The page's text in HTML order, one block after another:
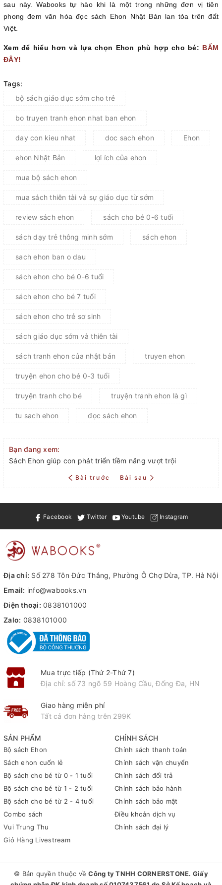
sau này. Wabooks tự hào khi là một trong những đơn vị tiên
phong đem văn hóa đọc sách Ehon Nhật Bản lan tỏa trên đất
Việt.
Xem để hiểu hơn và lựa chọn Ehon phù hợp cho bé: BẤM
ĐÂY!
Tags:
bộ sách giáo dục sớm cho trẻ
bo truyen tranh ehon nhat ban ehon
day con kieu nhat doc sach ehon Ehon
ehon Nhật Bản lợi ích của ehon
mua bộ sách ehon
mua sách thiên tài và sự giáo dục từ sớm
review sách ehon sách cho bé 0-6 tuổi
sách dạy trẻ thông minh sớm sách ehon
sach ehon ban o dau
sách ehon cho bé 0-6 tuổi
sách ehon cho bé 7 tuổi
sách ehon cho trẻ sơ sinh
sách giáo dục sớm và thiên tài
sách tranh ehon của nhật bản truyen ehon
truyện ehon cho bé 0-3 tuổi
truyện tranh cho bé truyện tranh ehon là gì
tu sach ehon đọc sách ehon
Bạn đang xem:
Sách Ehon giúp con phát triển tiềm năng vượt trội
Bài trước Bài sau
Facebook Twitter Youtube Instagram
SẢN PHẨM
Bộ sách Ehon
Sách ehon cuốn lẻ
Bộ sách cho bé từ 0 - 1 tuổi
Bộ sách cho bé từ 1 - 2 tuổi
Bộ sách cho bé từ 2 - 4 tuổi
Combo sách
Vui Trung Thu
Giỏ Hàng Livestream
CHÍNH SÁCH
Chính sách thanh toán
Chính sách vận chuyển
Chính sách đổi trả
Chính sách bảo hành
Chính sách bảo mật
Điều khoản dịch vụ
Chính sách đại lý
Địa chỉ: Số 278 Tôn Đức Thắng, Phường Ô Chợ Dừa, TP. Hà Nội
Email: info@wabooks.vn
Điện thoại: 0838101000
Zalo: 0838101000
Mua trực tiếp (Thứ 2-Thứ 7)
Địa chỉ: số 73 ngõ 59 Hoàng Cầu, Đống Đa, HN
Giao hàng miễn phí
Tất cả đơn hàng trên 299K
© Bản quyền thuộc vềCông ty TNHH CORNERSTONE. Giấy